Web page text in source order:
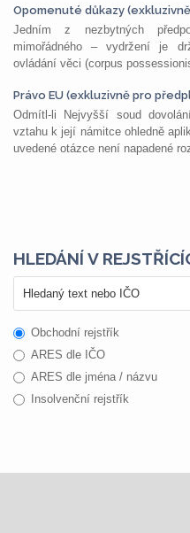
Opomenuté důkazy
Jedním z nezbytných
mimořádného – vydržení je
ovládání věci (corpus
Právo EU (exkluzivně pro
Odmítl-li Nejvyšší soud
vztahu k její námitce ohledně
uvedené otázce není napadené
HLEDÁNÍ V
Obchodní rejstřík
ARES dle IČO
ARES dle jména / názvu
Insolvenční rejstřík